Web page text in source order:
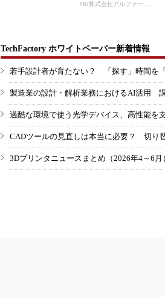
PR(株式会社アルファーテクノ)
TechFactory ホワイトペーパー新着情報
若手設計者が育たない？ 「探す」時間を
製造業の設計・解析業務におけるAI活用
過酷な環境で使う光学デバイス、高性能を
CADツールの見直しは本当に必要？ 切り
3Dプリンタニュースまとめ（2026年4～6月